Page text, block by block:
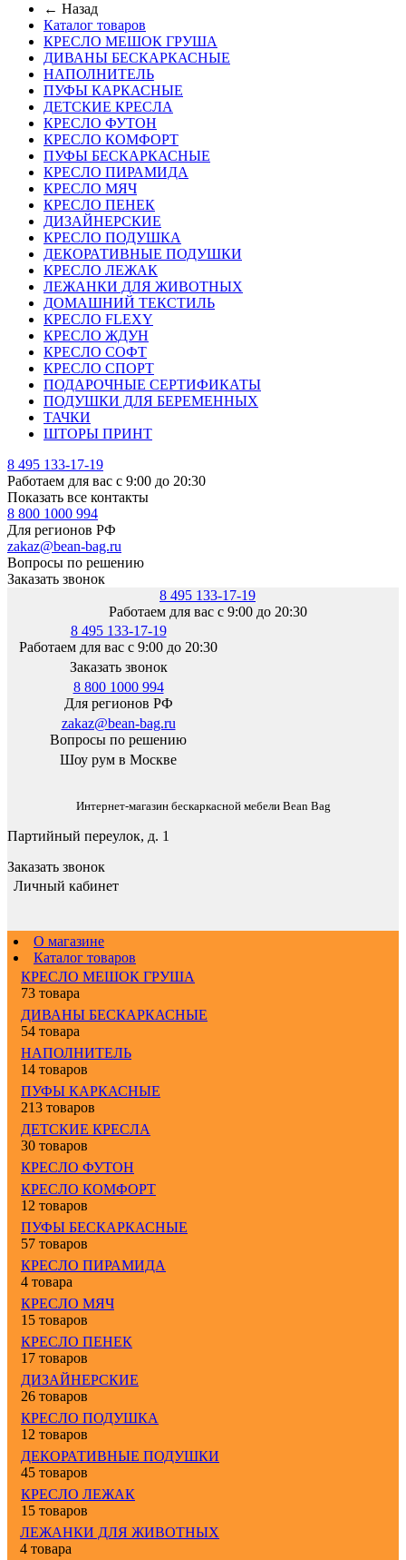
← Назад
Каталог товаров
КРЕСЛО МЕШОК ГРУША
ДИВАНЫ БЕСКАРКАСНЫЕ
НАПОЛНИТЕЛЬ
ПУФЫ КАРКАСНЫЕ
ДЕТСКИЕ КРЕСЛА
КРЕСЛО ФУТОН
КРЕСЛО КОМФОРТ
ПУФЫ БЕСКАРКАСНЫЕ
КРЕСЛО ПИРАМИДА
КРЕСЛО МЯЧ
КРЕСЛО ПЕНЕК
ДИЗАЙНЕРСКИЕ
КРЕСЛО ПОДУШКА
ДЕКОРАТИВНЫЕ ПОДУШКИ
КРЕСЛО ЛЕЖАК
ЛЕЖАНКИ ДЛЯ ЖИВОТНЫХ
ДОМАШНИЙ ТЕКСТИЛЬ
КРЕСЛО FLEXY
КРЕСЛО ЖДУН
КРЕСЛО СОФТ
КРЕСЛО СПОРТ
ПОДАРОЧНЫЕ СЕРТИФИКАТЫ
ПОДУШКИ ДЛЯ БЕРЕМЕННЫХ
ТАЧКИ
ШТОРЫ ПРИНТ
8 495 133-17-19
Работаем для вас с 9:00 до 20:30
Показать все контакты
8 800 1000 994
Для регионов РФ
zakaz@bean-bag.ru
Вопросы по решению
Заказать звонок
8 495 133-17-19
Работаем для вас с 9:00 до 20:30
8 495 133-17-19
Работаем для вас с 9:00 до 20:30
Заказать звонок
8 800 1000 994
Для регионов РФ
zakaz@bean-bag.ru
Вопросы по решению
Шоу рум в Москве
Интернет-магазин бескаркасной мебели Bean Bag
Партийный переулок, д. 1
Заказать звонок
Личный кабинет
О магазине
Каталог товаров
КРЕСЛО МЕШОК ГРУША
73 товара
ДИВАНЫ БЕСКАРКАСНЫЕ
54 товара
НАПОЛНИТЕЛЬ
14 товаров
ПУФЫ КАРКАСНЫЕ
213 товаров
ДЕТСКИЕ КРЕСЛА
30 товаров
КРЕСЛО ФУТОН
КРЕСЛО КОМФОРТ
12 товаров
ПУФЫ БЕСКАРКАСНЫЕ
57 товаров
КРЕСЛО ПИРАМИДА
4 товара
КРЕСЛО МЯЧ
15 товаров
КРЕСЛО ПЕНЕК
17 товаров
ДИЗАЙНЕРСКИЕ
26 товаров
КРЕСЛО ПОДУШКА
12 товаров
ДЕКОРАТИВНЫЕ ПОДУШКИ
45 товаров
КРЕСЛО ЛЕЖАК
15 товаров
ЛЕЖАНКИ ДЛЯ ЖИВОТНЫХ
4 товара